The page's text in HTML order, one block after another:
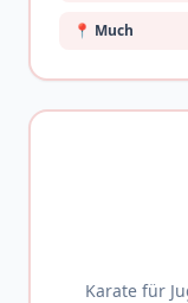
📍 Much
Karate für